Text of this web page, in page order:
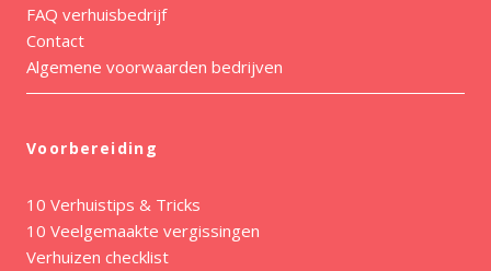
FAQ verhuisbedrijf
Contact
Algemene voorwaarden bedrijven
Voorbereiding
10 Verhuistips & Tricks
10 Veelgemaakte vergissingen
Verhuizen checklist